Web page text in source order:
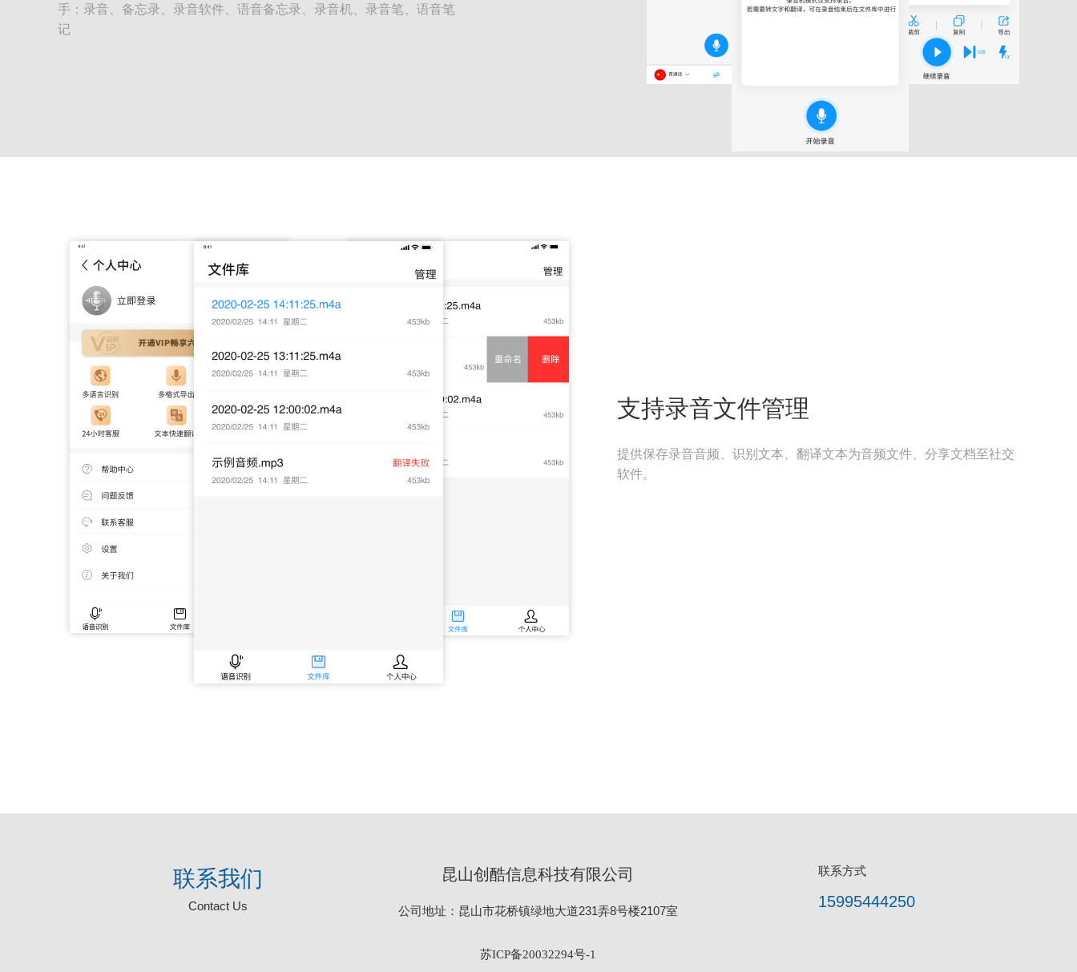
手：录音、备忘录、录音软件、语音备忘录、录音机、录音笔、语音笔
记
支持录音文件管理
提供保存录音音频、识别文本、翻译文本为音频文件、分享文档至社交
软件。
联系我们
Contact Us
昆山创酷信息科技有限公司
公司地址：昆山市花桥镇绿地大道231弄8号楼2107室
苏ICP备20032294号-1
联系方式
15995444250